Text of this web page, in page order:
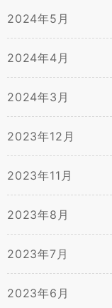
2024年5月
2024年4月
2024年3月
2023年12月
2023年11月
2023年8月
2023年7月
2023年6月